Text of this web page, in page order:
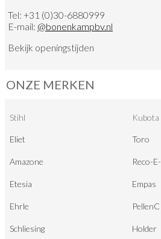
Tel: +31 (0)30-6880999
E-mail: @bonenkampbv.nl
Bekijk openingstijden
ONZE MERKEN
Stihl Kubota
Eliet Toro
Amazone Reco-
Etesia Empas
Ehrle PellenC
Schliesing Holder